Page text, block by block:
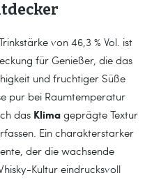
von 46,3 % Vol. ist
für Genießer, die das
und fruchtiger Süße
pur bei Raumtemperatur
das Klima geprägte Textur
Ein charakterstarker
der die wachsende
Kultur eindrucksvoll